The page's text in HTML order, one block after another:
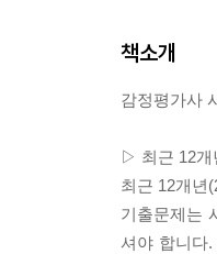
책소개
감정평가사
▷ 최근 12개
최근 12개년
기출문제는
셔야 합니다